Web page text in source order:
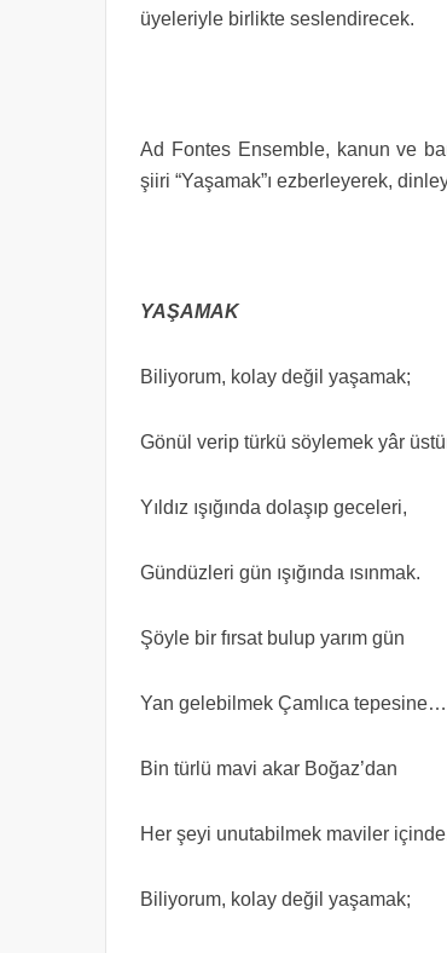
üyeleriyle birlikte seslendirecek.
Ad Fontes Ensemble, kanun ve
şiiri “Yaşamak”ı ezberleyerek,
YAŞAMAK
Biliyorum, kolay değil yaşamak;
Gönül verip türkü söylemek yâr
Yıldız ışığında dolaşıp geceleri,
Gündüzleri gün ışığında ısınmak.
Şöyle bir fırsat bulup yarım gün
Yan gelebilmek Çamlıca tepesine…
Bin türlü mavi akar Boğaz’dan
Her şeyi unutabilmek maviler
Biliyorum, kolay değil yaşamak;